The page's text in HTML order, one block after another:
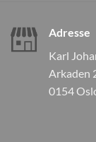
Adresse
Karl
Arkaden
0154